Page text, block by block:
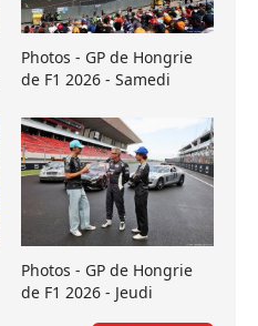
Photos - GP de Hongrie
de F1 2026 - Samedi
Photos - GP de Hongrie
de F1 2026 - Jeudi